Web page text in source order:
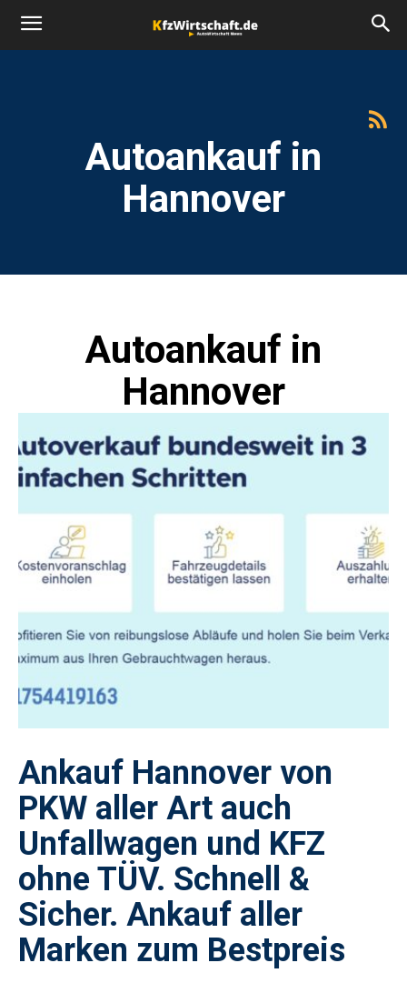
Autoankauf in
Hannover
Autoankauf in
Hannover
Ankauf Hannover von
PKW aller Art auch
Unfallwagen und KFZ
ohne TÜV. Schnell &
Sicher. Ankauf aller
Marken zum Bestpreis